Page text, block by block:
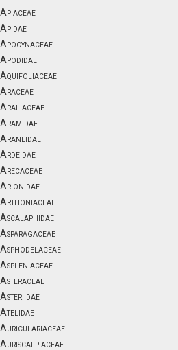
Apiaceae
Apidae
Apocynaceae
Apodidae
Aquifoliaceae
Araceae
Araliaceae
Aramidae
Araneidae
Ardeidae
Arecaceae
Arionidae
Arthoniaceae
Ascalaphidae
Asparagaceae
Asphodelaceae
Aspleniaceae
Asteraceae
Asteriidae
Atelidae
Auriculariaceae
Auriscalpiaceae